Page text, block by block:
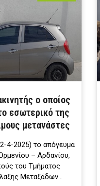
ο οποίος
εσωτερικό της
μετανάστες
4-2025) το απόγευμα
– Αρδανίου,
του Τμήματος
Μεταξάδων…